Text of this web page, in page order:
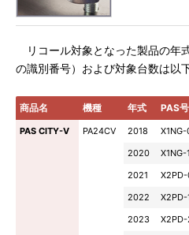
リコール対象となった製品の年
の識別番号）および対象台数は以
商品名 機種 年式 PAS
PAS CITY-V PA24CV 2018
2020
2021
2022
X2PD-
2023